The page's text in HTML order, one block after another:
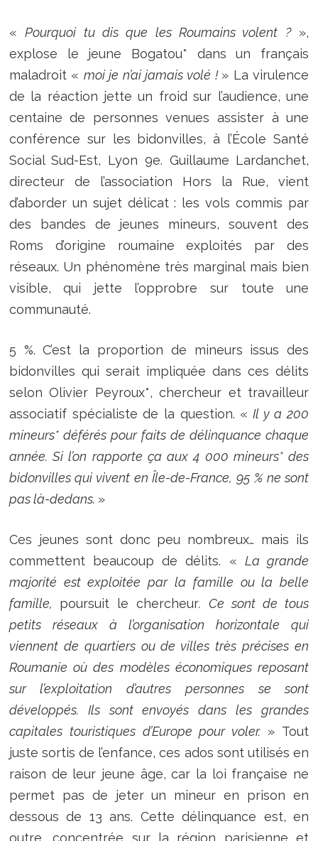
«Pourquoi tu dis que les Roumains volent ?»,
explose le jeune Bogatou* dans un français
maladroit « moi je n’ai jamais volé ! » La virulence
de la réaction jette un froid sur l’audience, une
centaine de personnes venues assister à une
conférence sur les bidonvilles, à l’École Santé
Social Sud-Est, Lyon 9e. Guillaume Lardanchet,
directeur de l’association Hors la Rue, vient
d’aborder un sujet délicat : les vols commis par
des bandes de jeunes mineurs, souvent des
Roms d’origine roumaine exploités par des
réseaux. Un phénomène très marginal mais bien
visible, qui jette l’opprobre sur toute une
communauté.
5 %. C’est la proportion de mineurs issus des
bidonvilles qui serait impliquée dans ces délits
selon Olivier Peyroux*, chercheur et travailleur
associatif spécialiste de la question. « Il y a 200
mineurs* déférés pour faits de délinquance chaque
année. Si l’on rapporte ça aux 4 000 mineurs* des
bidonvilles qui vivent en Île-de-France, 95 % ne sont
pas là-dedans. »
Ces jeunes sont donc peu nombreux… mais ils
commettent beaucoup de délits. « La grande
majorité est exploitée par la famille ou la belle
famille, poursuit le chercheur. Ce sont de tous
petits réseaux à l’organisation horizontale qui
viennent de quartiers ou de villes très précises en
Roumanie où des modèles économiques reposant
sur l’exploitation d’autres personnes se sont
développés. Ils sont envoyés dans les grandes
capitales touristiques d’Europe pour voler. » Tout
juste sortis de l’enfance, ces ados sont utilisés en
raison de leur jeune âge, car la loi française ne
permet pas de jeter un mineur en prison en
dessous de 13 ans. Cette délinquance est, en
outre, concentrée sur la région parisienne et